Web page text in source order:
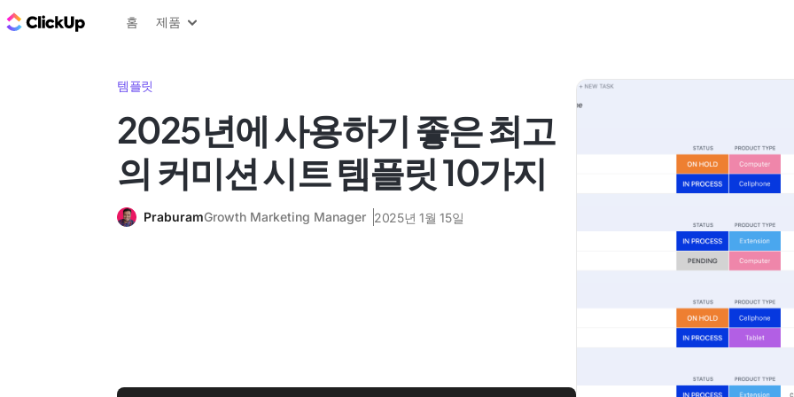
ClickUp 블로그
홈 제품
템플릿
2025년에 사용하기 좋은 최고
의 커미션 시트 템플릿 10가지
PraburamGrowth Marketing Manager 2025년 1월 15일